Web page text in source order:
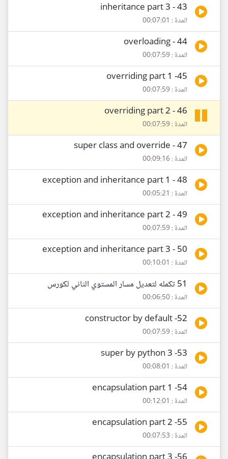
43 - inheritance part 3
المدة : 00:07:01
44 - overloading
المدة : 00:07:59
45- overriding part 1
المدة : 00:07:59
46 - overriding part 2
المدة : 00:07:59
47 - super class and override
المدة : 00:09:16
48 - exception and inheritance part 1
المدة : 00:05:21
49 - exception and inheritance part 2
المدة : 00:07:59
50 - exception and inheritance part 3
المدة : 00:10:01
51 تكمله لتعديل مسار المستوي الثاني لكورس
المدة : 00:06:50
52- constructor by default
المدة : 00:07:59
53- super by python 3
المدة : 00:08:01
54- encapsulation part 1
المدة : 00:12:01
55- encapsulation part 2
المدة : 00:07:53